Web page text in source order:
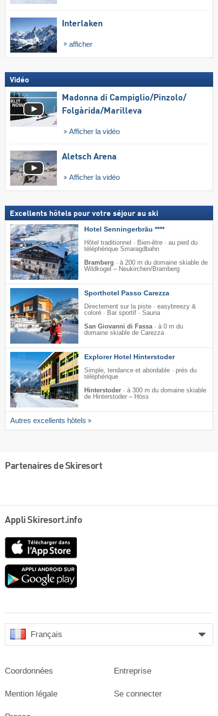
Interlaken
afficher
Vidéo
Madonna di Campiglio/​Pinzolo/​
Folgàrida/​Marilleva
Afficher la vidéo
Aletsch Arena
Afficher la vidéo
Excellents hôtels pour votre séjour au ski
Hotel Senningerbräu ****
Hôtel traditionnel · Bien-être · au pied du
téléphérique Smaragdbahn
Bramberg · à 200 m du domaine skiable de
Wildkogel – Neukirchen/​Bramberg
Sporthotel Passo Carezza
Directement sur la piste · easybreezy &
coloré · Bar sportif · Sauna
San Giovanni di Fassa · à 0 m du
domaine skiable de Carezza
Explorer Hotel Hinterstoder
Simple, tendance et abordable · près du
téléphérique
Hinterstoder · à 300 m du domaine skiable
de Hinterstoder – Höss
Autres excellents hôtels
Partenaires de Skiresort
Appli Skiresort.info
Français
Coordonnées
Mention légale
Entreprise
Se connecter